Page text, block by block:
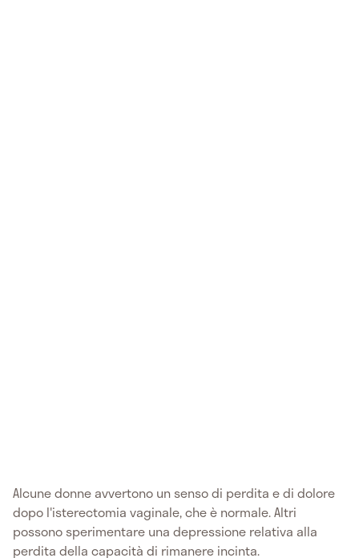
Alcune donne avvertono un senso di perdita e di dolore
dopo l'isterectomia vaginale, che è normale. Altri
possono sperimentare una depressione relativa alla
perdita della capacità di rimanere incinta.